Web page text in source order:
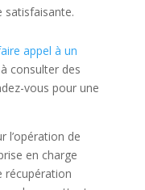
satisfaisante.
appel à un
consulter des
vous pour une
l’opération de
en charge
récupération